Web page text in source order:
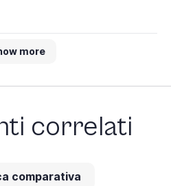
more
correlati
comparativa